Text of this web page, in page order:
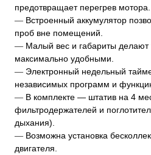
предотвращает перегрев мотора.
— Встроенный аккумулятор
проб вне помещений.
— Малый вес и габариты делают
максимально удобными.
— Электронный недельный
независимых программ и
— В комплекте — штатив на 4
фильтродержателей и
дыхания).
— Возможна установка
двигателя.